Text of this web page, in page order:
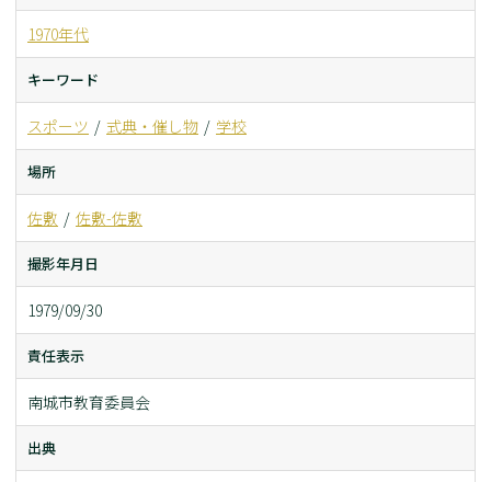
1970年代
キーワード
スポーツ 式典・催し物 学校
場所
佐敷 佐敷-佐敷
撮影年月日
1979/09/30
責任表示
南城市教育委員会
出典